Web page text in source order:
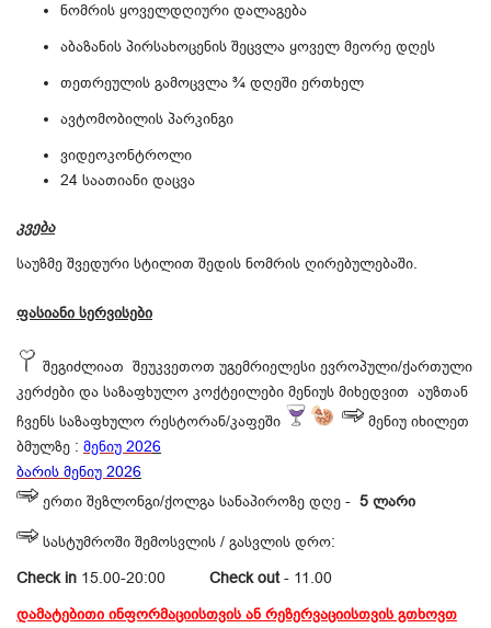
ნომრის ყოველდღიური დალაგება
აბაზანის პირსახოცენის შეცვლა ყოველ მეორე დღეს
თეთრეულის გამოცვლა ¾ დღეში ერთხელ
ავტომობილის პარკინგი
ვიდეოკონტროლი
24 საათიანი დაცვა
კვება
საუზმე შვედური სტილით შედის ნომრის ღირებულებაში.
​ფასიანი სერვისები
შეგიძლიათ შეუკვეთოთ უგემრიელესი ევროპული/ქართული
კერძები და საზაფხულო კოქტეილები მენიუს მიხედვით აუზთან
ჩვენს საზაფხულო რესტორან/კაფეში
მენიუ იხილეთ
ბმულზე : მენიუ 2026
ბარის მენიუ 2026
ერთი შეზლონგი/ქოლგა სანაპიროზე დღე - 5 ლარი
სასტუმროში შემოსვლის / გასვლის დრო:
Check in 15.00-20:00 Check out- 11.00
დამატებითი ინფორმაციისთვის ან რეზერვაციისთვის გთხოვთ